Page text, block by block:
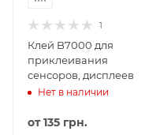
1
Клей B7000 для
приклеивания
сенсоров, дисплеев
Нет в наличии
от135 грн.